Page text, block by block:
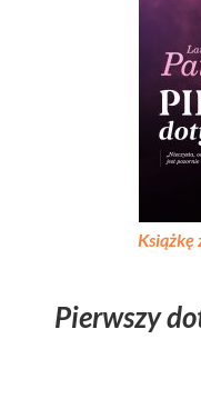
Książkę
Pierwszy